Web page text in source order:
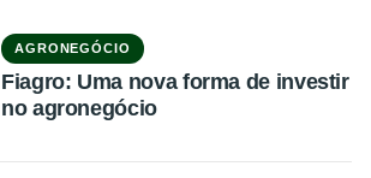
AGRONEGÓCIO
Fiagro: Uma nova forma de investir
no agronegócio